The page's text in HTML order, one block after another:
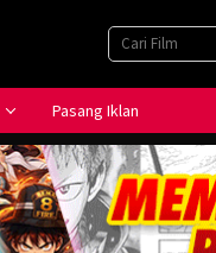
Pasang Iklan